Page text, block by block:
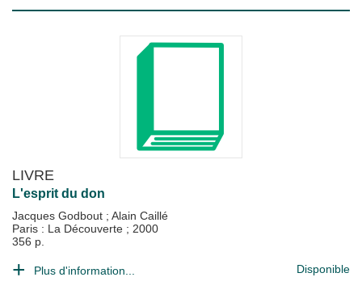
LIVRE
L'esprit du don
Jacques Godbout ; Alain Caillé
Paris : La Découverte ; 2000
356 p.
Plus d'information... Disponible